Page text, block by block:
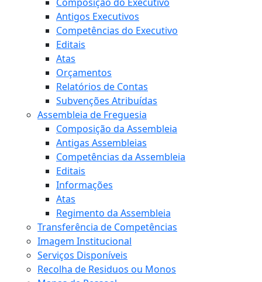
Composição do Executivo
Antigos Executivos
Competências do Executivo
Editais
Atas
Orçamentos
Relatórios de Contas
Subvenções Atribuídas
Assembleia de Freguesia
Composição da Assembleia
Antigas Assembleias
Competências da Assembleia
Editais
Informações
Atas
Regimento da Assembleia
Transferência de Competências
Imagem Institucional
Serviços Disponíveis
Recolha de Residuos ou Monos